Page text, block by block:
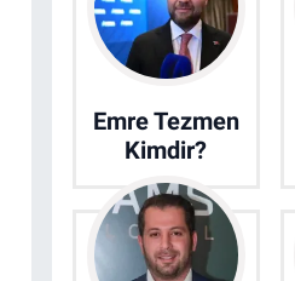
Emre Tezmen
Kimdir?